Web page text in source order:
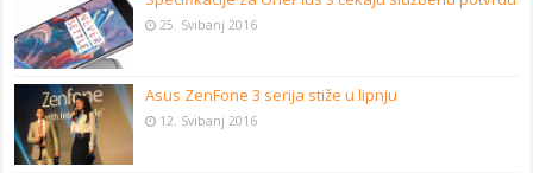
25. Svibanj 2016
Asus ZenFone 3 serija stiže u lipnju
12. Svibanj 2016